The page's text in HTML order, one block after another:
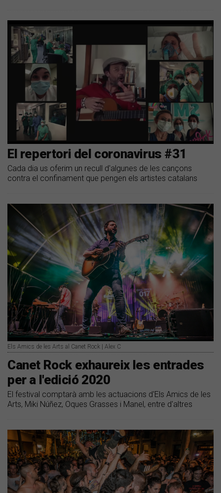
El repertori del coronavirus #31
Cada dia us oferim un recull d'algunes de les cançons
contra el confinament que pengen els artistes catalans
Els Amics de les Arts al Canet Rock | Alex C
Canet Rock exhaureix les entrades
per a l'edició 2020
El festival comptarà amb les actuacions d'Els Amics de les
Arts, Miki Núñez, Oques Grasses i Manel, entre d'altres